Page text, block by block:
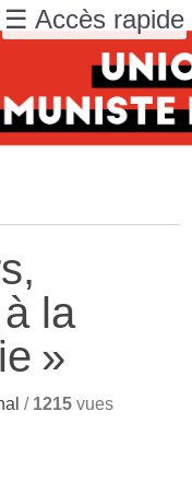
la
»
/ 1215 vues
☰ Accès rapide